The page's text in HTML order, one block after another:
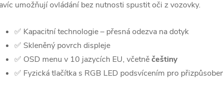
umožňují ovládání bez nutnosti spustit oči z vozovky.
✅ Kapacitní technologie – přesná odezva na dotyk
✅ Skleněný povrch displeje
✅ OSD menu v 10 jazycích EU, včetněčeštiny
✅ Fyzická tlačítka s RGB LED podsvícením pro